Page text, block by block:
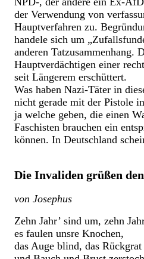
der Verwendung von
Hauptverfahren zu.
handele sich um
anderen Tatzusammenhang.
Hauptverdächtigen einer
seit Längerem erschüttert.
Was haben Nazi-Täter in
nicht gerade mit der Pistole
ja welche geben, die einen
Faschisten brauchen ein
können. In Deutschland
Die Invaliden grüßen
von Josephus
Zehn Jahr’ sind um, zehn
es faulen unsre Knochen,
das Auge blind, das